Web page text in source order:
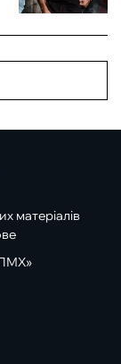
матеріалів